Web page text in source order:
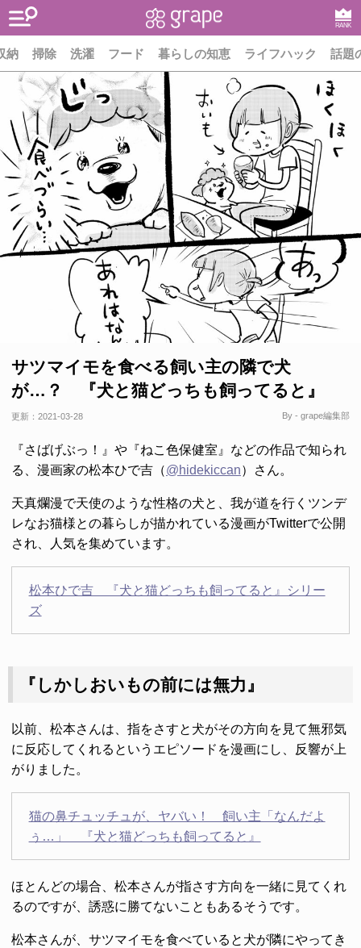
RANK
納 掃除 洗濯 フード 暮らしの知恵 ライフハック 話題
サツマイモを食べる飼い主の隣で犬
が…？ 『犬と猫どっちも飼ってると』
更新： 2021-03-28 By - grape編集部
『さばげぶっ！』や『ねこ色保健室』などの作品で知られ
る、漫画家の松本ひで吉（@hidekiccan）さん。
天真爛漫で天使のような性格の犬と、我が道を行くツンデ
レなお猫様との暮らしが描かれている漫画がTwitterで公開
され、人気を集めています。
松本ひで吉 『犬と猫どっちも飼ってると』シリー
ズ
『しかしおいもの前には無力』
以前、松本さんは、指をさすと犬がその方向を見て無邪気
に反応してくれるというエピソードを漫画にし、反響が上
がりました。
猫の鼻チュッチュが、ヤバい！ 飼い主「なんだよ
ぅ…」 『犬と猫どっちも飼ってると』
ほとんどの場合、松本さんが指さす方向を一緒に見てくれ
るのですが、誘惑に勝てないこともあるそうです。
松本さんが、サツマイモを食べていると犬が隣にやってき